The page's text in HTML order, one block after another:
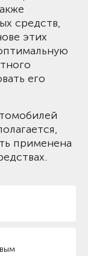
средств,
этих
его
применена